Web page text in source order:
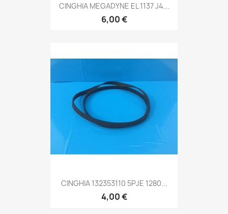
CINGHIA MEGADYNE EL 1137 J4...
6,00 €
CINGHIA 132353110 5PJE 1280...
4,00 €